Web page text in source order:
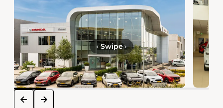
prev next
‹ Swipe›